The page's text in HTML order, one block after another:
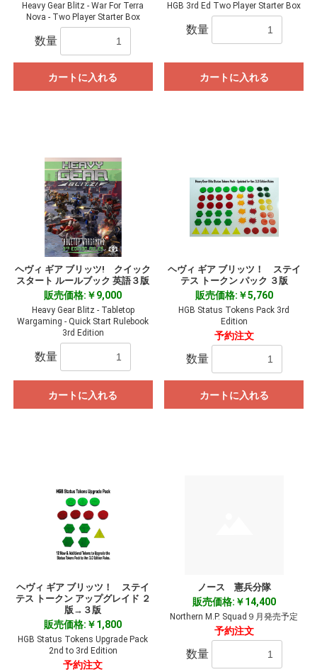
Heavy Gear Blitz - War For Terra
Nova - Two Player Starter Box
数量
カートに入れる
HGB 3rd Ed Two Player Starter Box
数量
カートに入れる
ヘヴィ ギア ブリッツ! クイック
スタート ルールブック 英語３版
販売価格:￥9,000
Heavy Gear Blitz - Tabletop
Wargaming - Quick Start Rulebook
3rd Edition
数量
カートに入れる
ヘヴィ ギア ブリッツ！ ステイ
テス トークン パック ３版
販売価格:￥5,760
HGB Status Tokens Pack 3rd
Edition
予約注文
数量
カートに入れる
ヘヴィ ギア ブリッツ！ ステイ
テス トークン アップグレイド ２
版→３版
販売価格:￥1,800
HGB Status Tokens Upgrade Pack
2nd to 3rd Edition
予約注文
ノース 憲兵分隊
販売価格:￥14,400
Northern M.P. Squad９月発売予定
予約注文
数量